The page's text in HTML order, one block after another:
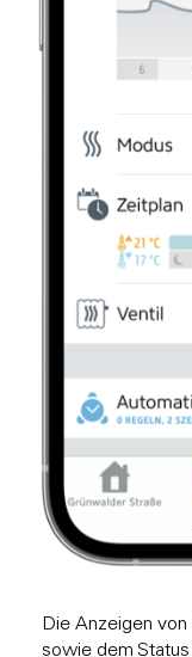
Die Anzeigen
sowie dem